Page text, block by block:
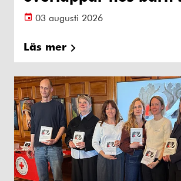
03 augusti 2026
Läs mer